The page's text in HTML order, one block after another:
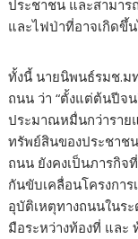
ประชาชน และสามา
และไฟป่าที่อาจเกิดขึ้
ทั้งนี้ นายนิพนธ์รมช.ม
ถนน ว่า “ตั้งแต่ต้นปีจ
ประมาณหมื่นกว่าราย
ทรัพย์สินของประชาช
ถนน ยังคงเป็นภารกิจ
กันขับเคลื่อนโครงกา
อุบัติเหตุทางถนนในร
มือระหว่างท้องที่ และ